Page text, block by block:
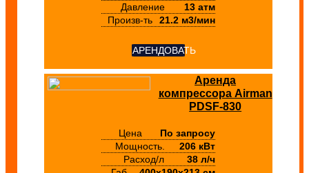
Давление
13 атм
Произв-ть
21.2 м3/мин
АРЕНДОВАТЬ
Аренда
компрессора Airman
PDSF-830
Цена
По запросу
Мощность.
206 кВт
Расход/л
38 л/ч